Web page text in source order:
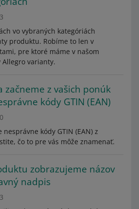
vo vybraných kategóriách
produktu. Robíme to len v
pre ktoré máme v našom
varianty.
začneme z vašich ponúk
kódy GTIN (EAN)
kódy GTIN (EAN) z
čo to pre vás môže znamenať.
zobrazujeme názov
nadpis